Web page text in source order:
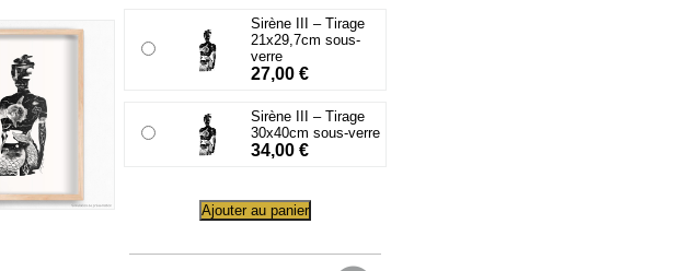
Sirène III – Tirage
21x29,7cm sous-
verre
27,00 €
Sirène III – Tirage
30x40cm sous-verre
34,00 €
III
Ajouter au panier